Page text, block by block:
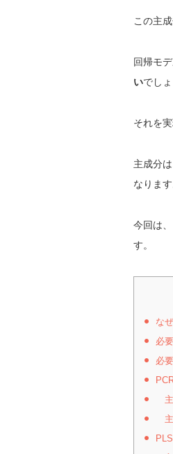
この主成
回帰モ
いでしょ
それを実
主成分は
なります
今回は、
す。
な
必
必
主
主